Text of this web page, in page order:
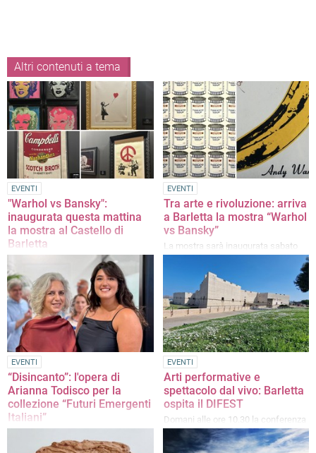
Altri contenuti a tema
EVENTI
"Warhol vs Bansky":
inaugurata questa mattina
la mostra al Castello di
Barletta
La mostra sarà visitabile fino al
prossimo 29 novembre
EVENTI
Tra arte e rivoluzione: arriva
a Barletta la mostra “Warhol
vs Bansky”
La mostra sarà inaugurata sabato
EVENTI
“Disincanto”: l'opera di
Arianna Todisco per la
collezione “Futuri Emergenti
Italiani”
ed ECRA, è stata presentata durante
EVENTI
Arti performative e
spettacolo dal vivo: Barletta
ospita il DIFEST
Domani alle ore 10.30 la conferenza
stampa presso la Sala Conferenze
del Castello di Barletta